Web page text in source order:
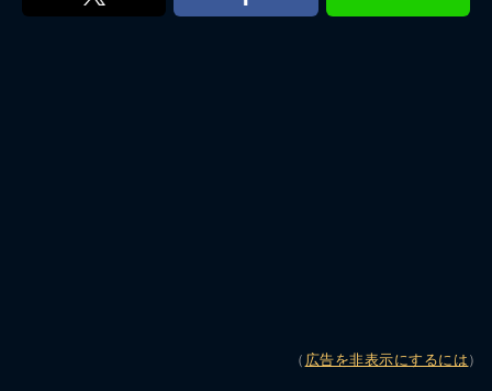
（ 広告を非表示にするには ）